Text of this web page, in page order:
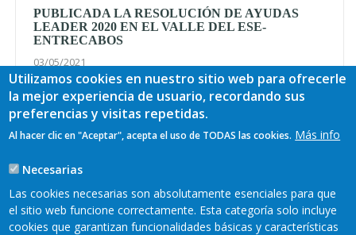
PUBLICADA LA RESOLUCIÓN DE AYUDAS
LEADER 2020 EN EL VALLE DEL ESE-
ENTRECABOS
03/05/2021
El Boletín Oficial del Principado de Asturias publica en su
número 83, de 3 de mayo de 2021, la Resolución de 27 de
abril de 2021, de la Consejería de Medio Rural y Cohesión
Territorial, por la que se dispone el gasto y se conc...
Más
Utilizamos cookies en nuestro sitio web para ofrecerle
la mejor experiencia de usuario, recordando sus
preferencias y visitas repetidas.
Al hacer clic en "Aceptar", acepta el uso de TODAS las cookies. Más info
Necesarias
Las cookies necesarias son absolutamente esenciales para que
el sitio web funcione correctamente. Esta categoría solo incluye
cookies que garantizan funcionalidades básicas y características